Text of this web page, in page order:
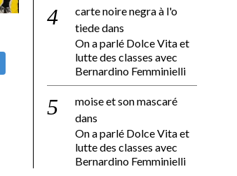
carte noire negra à l'o
tiededans
On a parlé Dolce Vita et
lutte des classes avec
Bernardino Femminielli
moise et son mascaré
dans
On a parlé Dolce Vita et
lutte des classes avec
Bernardino Femminielli